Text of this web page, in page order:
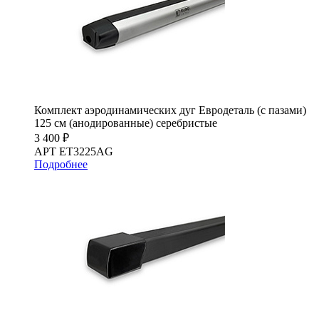
Комплект аэродинамических дуг Евродеталь (с пазами)
125 см (анодированные) серебристые
3 400 ₽
АРТ ET3225AG
Подробнее